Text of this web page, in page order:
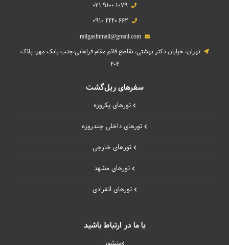
021 9100 1079
0910 4440 662
railgashtmail@gmail.com
تهران، خیابان دکتر بهشتی، تقاطع قائم مقام فراهانی،جنب بانک مهر، پلاک
404
سفرهای ریل‌گشت
تورهای یکروزه
تورهای داخلی چند‌روزه
تورهای خارجی
تورهای مشهد
تورهای انفرادی
با ما در ارتباط باشید